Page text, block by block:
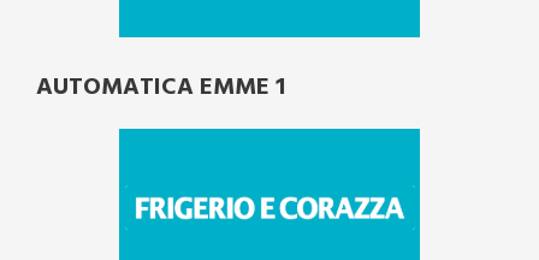
AUTOMATICA EMME 1